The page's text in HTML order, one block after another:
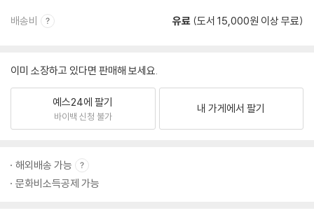
배송비 유료 (도서 15,000원 이상 무료)
이미 소장하고 있다면 판매해 보세요.
예스24에 팔기
바이백 신청 불가
내 가게에서 팔기
해외배송 가능
문화비소득공제 가능